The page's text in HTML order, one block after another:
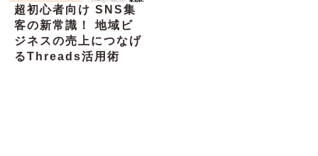
超初心者向け SNS集
客の新常識！ 地域ビ
ジネスの売上につなげ
るThreads活用術